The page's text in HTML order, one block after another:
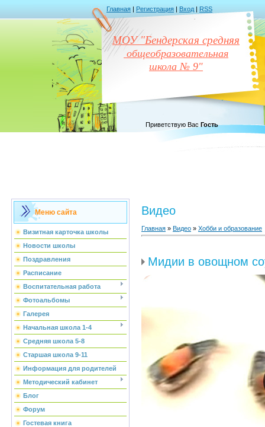
Главная | Регистрация | Вход | RSS
МОУ "Бендерская средняя
общеобразовательная
школа № 9"
Приветствую Вас Гость
Меню сайта
Визитная карточка школы
Новости школы
Поздравления
Расписание
Воспитательная работа
Фотоальбомы
Галерея
Начальная школа 1-4
Средняя школа 5-8
Старшая школа 9-11
Информация для родителей
Методический кабинет
Блог
Форум
Гостевая книга
Видео
Главная » Видео » Хобби и образование
Мидии в овощном